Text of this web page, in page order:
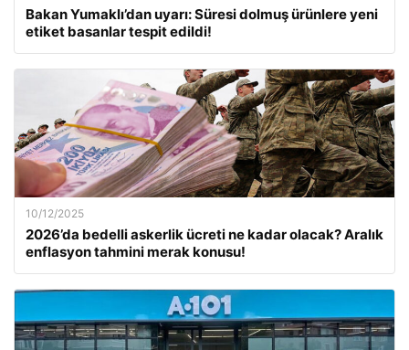
Bakan Yumaklı’dan uyarı: Süresi dolmuş ürünlere yeni
etiket basanlar tespit edildi!
10/12/2025
2026’da bedelli askerlik ücreti ne kadar olacak? Aralık
enflasyon tahmini merak konusu!